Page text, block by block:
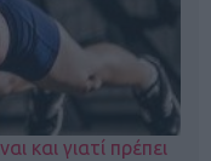
και γιατί πρέπει